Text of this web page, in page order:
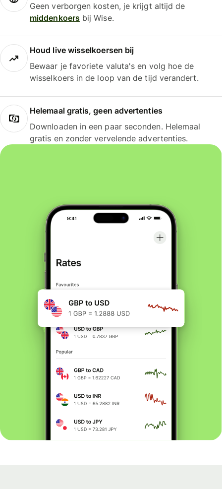
Geen verborgen kosten, je krijgt altijd de
middenkoersbij Wise.
Houd live wisselkoersen bij
Bewaar je favoriete valuta's en volg hoe de
wisselkoers in de loop van de tijd verandert.
Helemaal gratis, geen advertenties
Downloaden in een paar seconden. Helemaal
gratis en zonder vervelende advertenties.